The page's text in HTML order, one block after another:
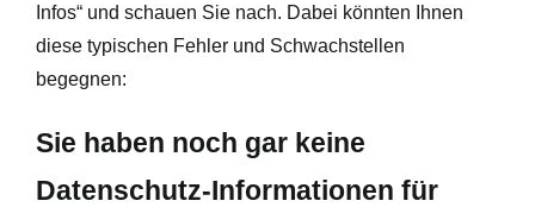
Infos“ und schauen Sie nach. Dabei könnten Ihnen
diese typischen Fehler und Schwachstellen
begegnen:
Sie haben noch gar keine
Datenschutz-Informationen für